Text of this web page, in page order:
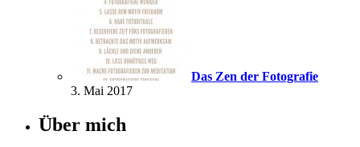
Das Zen der Fotografie
3. Mai 2017
Über mich